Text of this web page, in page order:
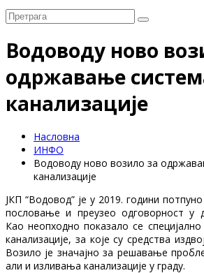
Водоводу ново
одржавање
канализације
Насловна
ИНФО
Водоводу ново возило за
канализације
ЈКП “Водовод” је у 2019. години
пословање и преузео одговорност у
Као неопходно показало се
канализације, за које су средства
Возило је значајно за решавање
али и изливања канализације у граду.